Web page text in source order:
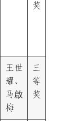
奖
王世
耀、
马啟
梅
三
等
奖